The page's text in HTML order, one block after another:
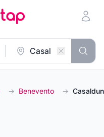
→ Benevento →